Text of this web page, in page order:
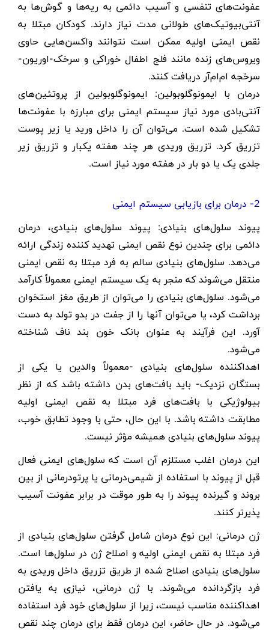
عفونت‌های تنفسی و آسیب دائمی به ریه‌ها و گوش‌ها به
آنتی‌بیوتیک‌های طولانی مدت نیاز دارند. کودکان مبتلا به
نقص ایمنی اولیه ممکن است نتوانند واکسن‌هایی حاوی
ویروس‌های زنده مانند فلج اطفال خوراکی و سرخک-اوریون-
سرخجه ام‌ام‌آر دریافت کنند.
درمان با ایمونوگلوبولین: ایمونوگلوبولین از پروتئین‌های
آنتی‌بادی مورد نیاز سیستم ایمنی برای مبارزه با عفونت‌ها
تشکیل شده است. می‌توان آن را داخل ورید یا زیر پوست
تزریق کرد. تزریق وریدی هر چند هفته یکبار و تزریق زیر
جلدی یک یا دو بار در هفته مورد نیاز است.
2- درمان برای بازیابی سیستم ایمنی
پیوند سلول‌های بنیادی: پیوند سلول‌های بنیادی، درمان
دائمی برای چندین نوع نقص ایمنی تهدید کننده زندگی ارائه
می‌دهد. سلول‌های بنیادی سالم به فرد مبتلا به نقص ایمنی
منتقل می‌شوند که منجر به یک سیستم ایمنی معمولاً کارآمد
می‌شود. سلول‌های بنیادی را می‌توان از طریق مغز استخوان
برداشت کرد، یا می‌توان آنها را از جفت در بدو تولد به دست
آورد. این فرآیند به عنوان بانک خون بند ناف شناخته
می‌شود.
اهداکننده سلول‌های بنیادی -معمولاً والدین یا یکی از
بستگان نزدیک- باید بافت‌های بدن داشته باشد که از نظر
بیولوژیکی با بافت‌های فرد مبتلا به نقص ایمنی اولیه
مطابقت داشته باشد. با این حال، حتی با وجود تطابق خوب،
پیوند سلول‌های بنیادی همیشه مؤثر نیست.
این درمان اغلب مستلزم آن است که سلول‌های ایمنی فعال
قبل از پیوند با استفاده از شیمی‌درمانی یا پرتودرمانی از بین
بروند و گیرنده پیوند را به طور موقت در برابر عفونت آسیب
پذیرتر کنند.
ژن درمانی: این نوع درمان شامل گرفتن سلول‌های بنیادی از
فرد مبتلا به نقص ایمنی اولیه و اصلاح ژن در سلول‌ها است.
سلول‌های بنیادی اصلاح شده از طریق تزریق داخل وریدی به
فرد بازگردانده می‌شوند. با ژن درمانی، نیازی به یافتن
اهداکننده مناسب نیست، زیرا از سلول‌های خود فرد استفاده
می‌شود. در حال حاضر، این درمان فقط برای درمان چند نقص